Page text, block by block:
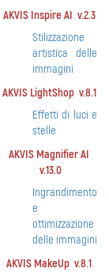
AKVIS Inspire AI v.2.3
Stilizzazione
artistica delle
immagini
AKVIS LightShop v.8.1
Effetti di luci e
stelle
AKVIS Magnifier AI
v.13.0
Ingrandimento
e
ottimizzazione
delle immagini
AKVIS MakeUp v.8.1